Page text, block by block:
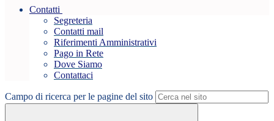
Contatti
Segreteria
Contatti mail
Riferimenti Amministrativi
Pago in Rete
Dove Siamo
Contattaci
Campo di ricerca per le pagine del sito